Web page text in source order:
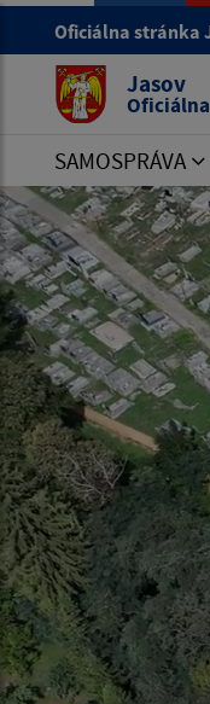
Oficiálna stránka
Jasov
SAMOSPRÁVA